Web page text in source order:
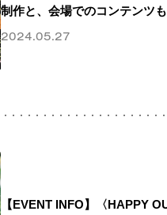
制作と、会場でのコンテンツ
2024.05.27
【EVENT INFO】〈HAPPY